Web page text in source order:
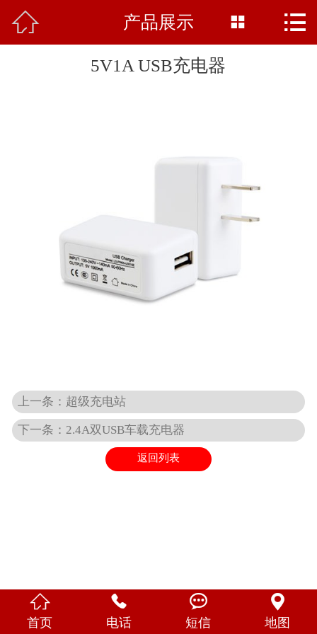
网站首页
公司简介
在线留言
 产品展示  
5V1A USB充电器
上一条：超级充电站
下一条：2.4A双USB车载充电器
返回列表

首页

电话

短信

地图